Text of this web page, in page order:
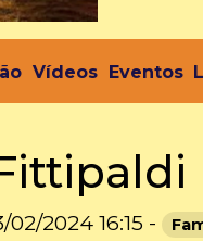
Vídeos Eventos
2024 16:15 -